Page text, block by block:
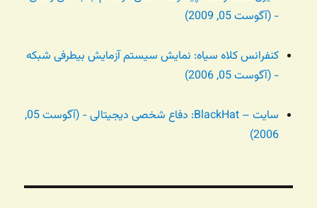
- (آگوست 05, 2009)
کنفرانس کلاه سیاه:‌ نمایش سیستم آزمایش بیطرفی شبکه
- (آگوست 05, 2006)
سایت – BlackHat: دفاع شخصی دیجیتالی - (آگوست 05,
2006)